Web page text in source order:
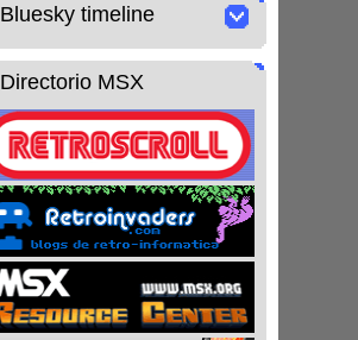
Bluesky timeline
Directorio MSX